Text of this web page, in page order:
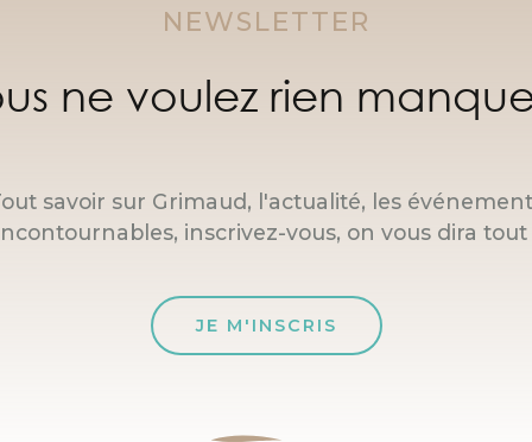
NEWSLETTER
ne voulez rien
savoir sur Grimaud, l'actualité, les
inscrivez-vous, on vous dira tout
JE M'INSCRIS